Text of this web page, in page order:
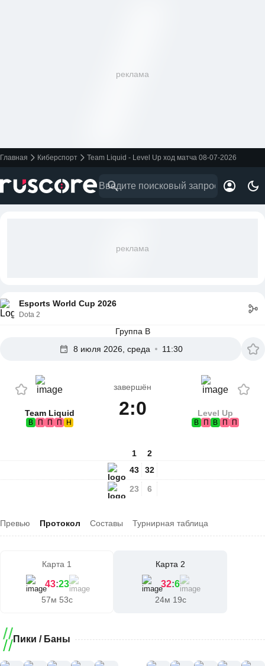
реклама
Главная Киберспорт Team Liquid - Level Up ход матча 08-07-2026
реклама
Esports World Cup 2026
Dota 2
Группа B
8 июля 2026, среда
11:30
Team Liquid
В П П П Н
завершён
2:0 Level Up
В П В П П
1
43
23
2
32
6
Превью Протокол Составы Турнирная таблица
Карта 1
43:23
57м 53с
Карта 2
32:6
24м 19с
Пики / Баны